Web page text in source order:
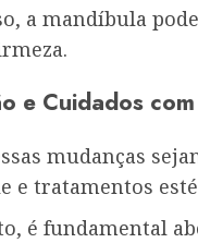
a mandíbula
e Cuidados
mudanças
e tratamentos
é fundamental